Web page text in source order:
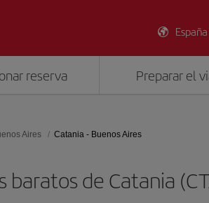
España
reserva Preparar el
Aires Catania - Buenos Aires
baratos de Catania